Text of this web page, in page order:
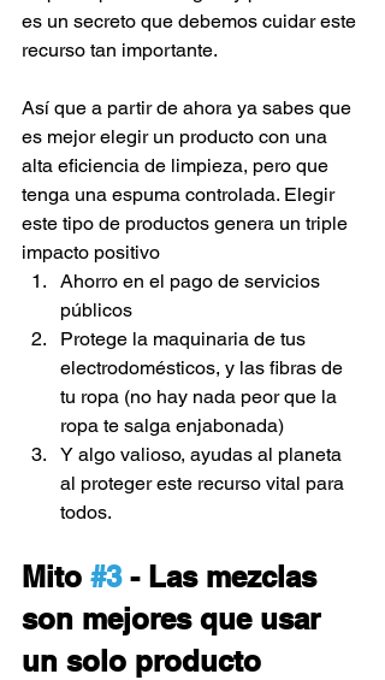
es un secreto que debemos cuidar este
recurso tan importante.
Así que a partir de ahora ya sabes que
es mejor elegir un producto con una
alta eficiencia de limpieza, pero que
tenga una espuma controlada. Elegir
este tipo de productos genera un triple
impacto positivo
Ahorro en el pago de servicios
públicos
Protege la maquinaria de tus
electrodomésticos, y las fibras de
tu ropa (no hay nada peor que la
ropa te salga enjabonada)
Y algo valioso, ayudas al planeta
al proteger este recurso vital para
todos.
Mito #3 - Las mezclas
son mejores que usar
un solo producto